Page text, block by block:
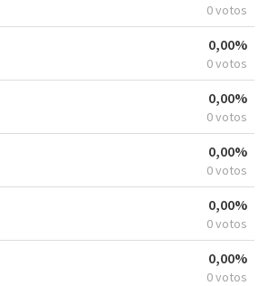
0 votos
0,00%
0 votos
0,00%
0 votos
0,00%
0 votos
0,00%
0 votos
0,00%
0 votos